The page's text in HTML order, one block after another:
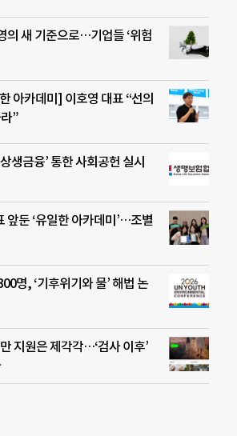
의 새 기준으로…기업들 ‘위험
아카데미] 이호영 대표 “선의
”
생금융’ 통한 사회공헌 실시
앞둔 ‘유일한 아카데미’…조별
명, ‘기후위기와 물’ 해법 논
지원은 제각각…‘검사 이후’